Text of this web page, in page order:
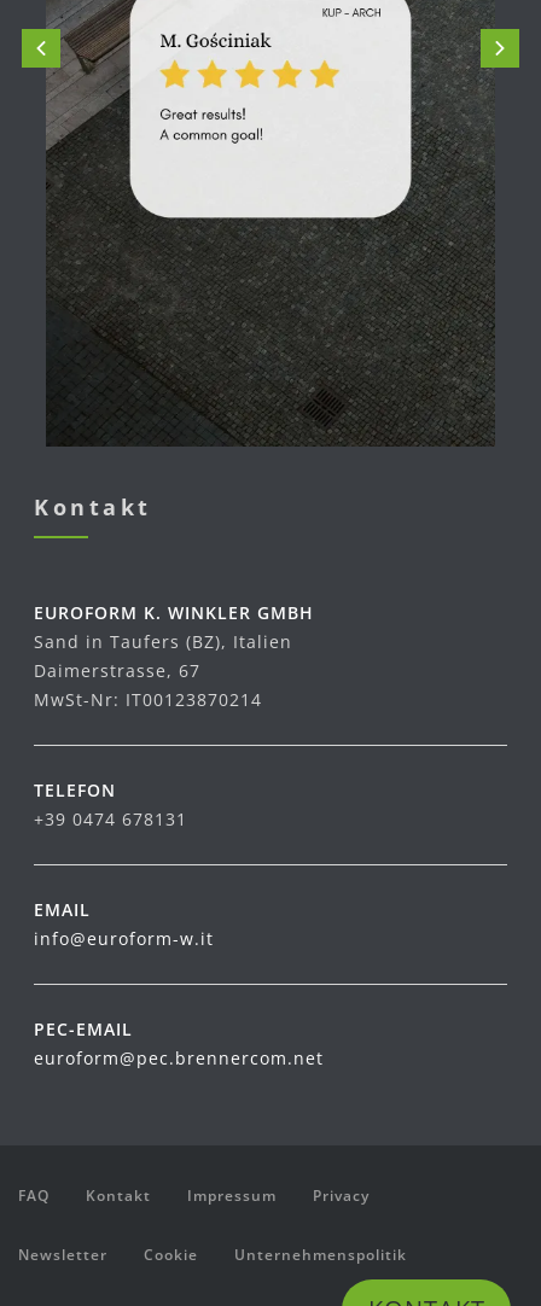
Kontakt
EUROFORM K. WINKLER GMBH
Sand in Taufers (BZ), Italien
Daimerstrasse, 67
MwSt-Nr: IT00123870214
TELEFON
+39 0474 678131
EMAIL
info@euroform-w.it
PEC-EMAIL
euroform@pec.brennercom.net
FAQ Kontakt Impressum Privacy
Newsletter Cookie Unternehmenspolitik